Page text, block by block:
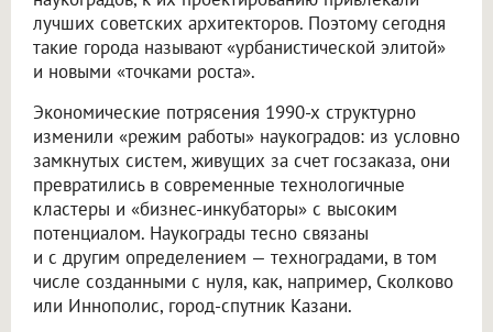
лучших советских архитекторов. Поэтому сегодня
такие города называют «урбанистической элитой»
и новыми «точками роста».
Экономические потрясения 1990-х структурно
изменили «режим работы» наукоградов: из условно
замкнутых систем, живущих за счет госзаказа, они
превратились в современные технологичные
кластеры и «бизнес-инкубаторы» с высоким
потенциалом. Наукограды тесно связаны
и с другим определением — техноградами, в том
числе созданными с нуля, как, например, Сколково
или Иннополис, город-спутник Казани.